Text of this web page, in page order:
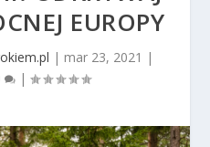
EUROPY
| mar 23, 2021 |
|